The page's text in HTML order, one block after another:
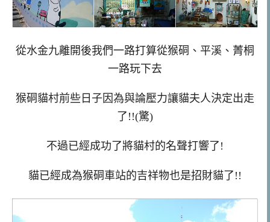
從水金九離開後我們一路打算從猴硐、平溪、菁桐
一路玩下去
猴硐貓村前些日子因為與論壓力讓貓夫人決定出走
了!!(驚)
不過已經成功了將貓村的名聲打響了!
貓已經成為猴硐車站的吉祥物也是招財貓了!!